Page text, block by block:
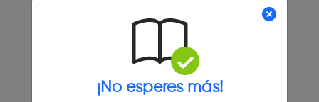
¡No esperes más!